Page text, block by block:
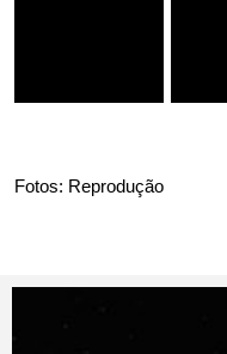
Fotos: Reprodução